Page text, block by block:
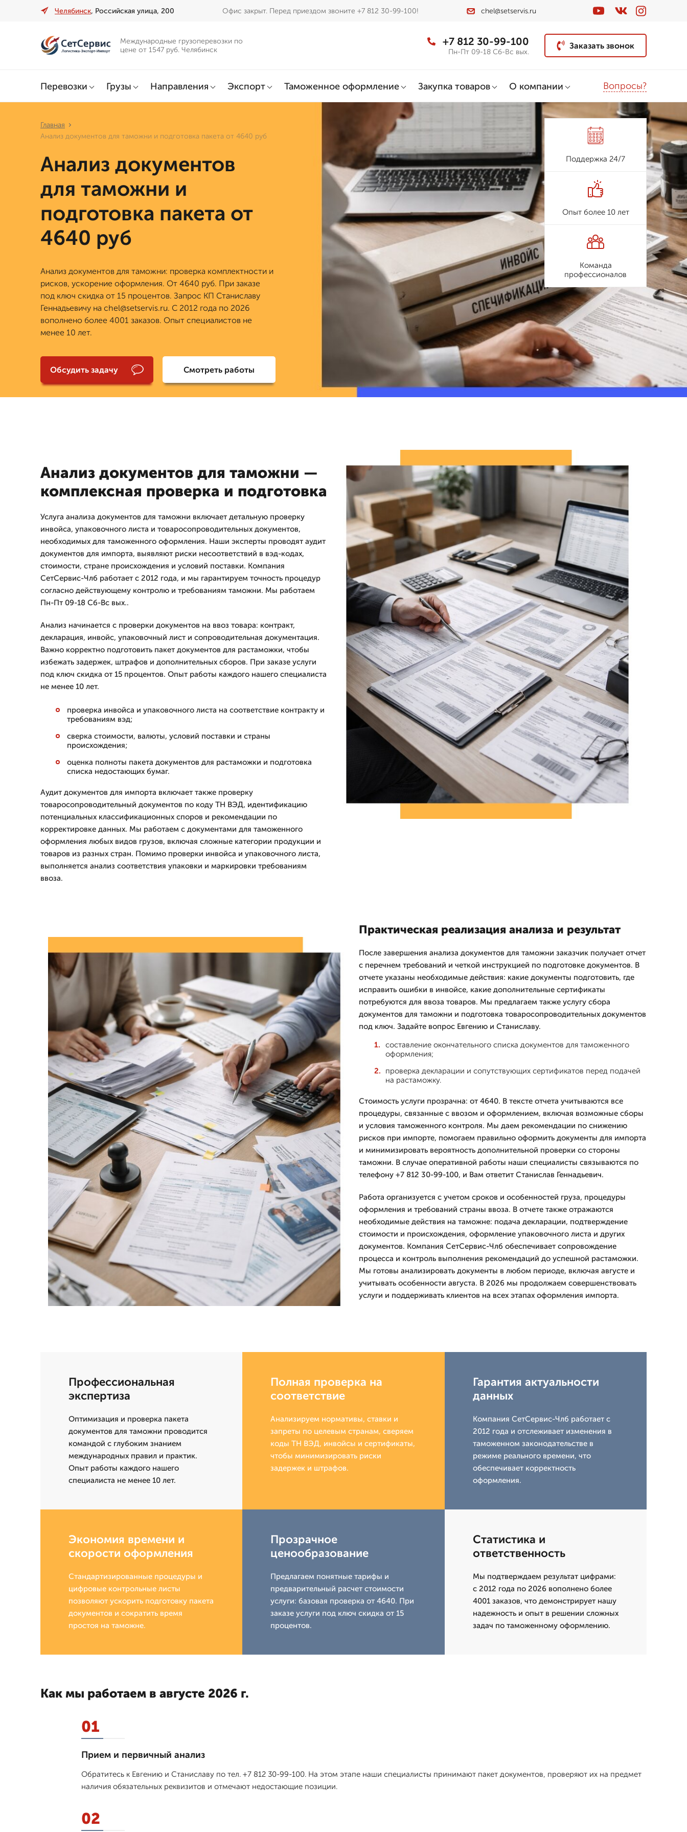
Челябинск, Российская улица, 200 Офис закрыт. Перед приездом звоните +7 812 30-99-100! chel@setservis.ru
Международные грузоперевозки по
цене от 1547 руб. Челябинск
+7 812 30-99-100
Пн-Пт 09-18 Сб-Вс вых.
Заказать звонок
Перевозки Грузы Направления Экспорт Таможенное оформление Закупка товаров О компании Вопросы?
Главная
Анализ документов для таможни и подготовка пакета от 4640 руб
Анализ документов
для таможни и
подготовка пакета от
4640 руб
Анализ документов для таможни: проверка комплектности и
рисков, ускорение оформления. От 4640 руб. При заказе
под ключ скидка от 15 процентов. Запрос КП Станиславу
Геннадьевичу на chel@setservis.ru. С 2012 года по 2026
вополнено более 4001 заказов. Опыт специалистов не
менее 10 лет.
Обсудить задачу Смотреть работы
Поддержка 24/7
Опыт более 10 лет
Команда
профессионалов
Анализ документов для таможни —
комплексная проверка и подготовка
Услуга анализа документов для таможни включает детальную проверку
инвойса, упаковочного листа и товаросопроводительных документов,
необходимых для таможенного оформления. Наши эксперты проводят аудит
документов для импорта, выявляют риски несоответствий в вэд-кодах,
стоимости, стране происхождения и условий поставки. Компания
СетСервис-Члб работает с 2012 года, и мы гарантируем точность процедур
согласно действующему контролю и требованиям таможни. Мы работаем
Пн-Пт 09-18 Сб-Вс вых..
Анализ начинается с проверки документов на ввоз товара: контракт,
декларация, инвойс, упаковочный лист и сопроводительная документация.
Важно корректно подготовить пакет документов для растаможки, чтобы
избежать задержек, штрафов и дополнительных сборов. При заказе услуги
под ключ скидка от 15 процентов. Опыт работы каждого нашего специалиста
не менее 10 лет.
проверка инвойса и упаковочного листа на соответствие контракту и
требованиям вэд;
сверка стоимости, валюты, условий поставки и страны
происхождения;
оценка полноты пакета документов для растаможки и подготовка
списка недостающих бумаг.
Аудит документов для импорта включает также проверку
товаросопроводительный документов по коду ТН ВЭД, идентификацию
потенциальных классификационных споров и рекомендации по
корректировке данных. Мы работаем с документами для таможенного
оформления любых видов грузов, включая сложные категории продукции и
товаров из разных стран. Помимо проверки инвойса и упаковочного листа,
выполняется анализ соответствия упаковки и маркировки требованиям
ввоза.
Практическая реализация анализа и результат
После завершения анализа документов для таможни заказчик получает отчет
с перечнем требований и четкой инструкцией по подготовке документов. В
отчете указаны необходимые действия: какие документы подготовить, где
исправить ошибки в инвойсе, какие дополнительные сертификаты
потребуются для ввоза товаров. Мы предлагаем также услугу сбора
документов для таможни и подготовка товаросопроводительных документов
под ключ. Задайте вопрос Евгению и Станиславу.
составление окончательного списка документов для таможенного
оформления;
проверка декларации и сопутствующих сертификатов перед подачей
на растаможку.
Стоимость услуги прозрачна: от 4640. В тексте отчета учитываются все
процедуры, связанные с ввозом и оформлением, включая возможные сборы
и условия таможенного контроля. Мы даем рекомендации по снижению
рисков при импорте, помогаем правильно оформить документы для импорта
и минимизировать вероятность дополнительной проверки со стороны
таможни. В случае оперативной работы наши специалисты связываются по
телефону +7 812 30-99-100, и Вам ответит Станислав Геннадьевич.
Работа организуется с учетом сроков и особенностей груза, процедуры
оформления и требований страны ввоза. В отчете также отражаются
необходимые действия на таможне: подача декларации, подтверждение
стоимости и происхождения, оформление упаковочного листа и других
документов. Компания СетСервис-Члб обеспечивает сопровождение
процесса и контроль выполнения рекомендаций до успешной растаможки.
Мы готовы анализировать документы в любом периоде, включая августе и
учитывать особенности августа. В 2026 мы продолжаем совершенствовать
услуги и поддерживать клиентов на всех этапах оформления импорта.
Профессиональная
экспертиза
Оптимизация и проверка пакета
документов для таможни проводится
командой с глубоким знанием
международных правил и практик.
Опыт работы каждого нашего
специалиста не менее 10 лет.
Полная проверка на
соответствие
Анализируем нормативы, ставки и
запреты по целевым странам, сверяем
коды ТН ВЭД, инвойсы и сертификаты,
чтобы минимизировать риски
задержек и штрафов.
Гарантия актуальности
данных
Компания СетСервис-Члб работает с
2012 года и отслеживает изменения в
таможенном законодательстве в
режиме реального времени, что
обеспечивает корректность
оформления.
Экономия времени и
скорости оформления
Стандартизированные процедуры и
цифровые контрольные листы
позволяют ускорить подготовку пакета
документов и сократить время
простоя на таможне.
Прозрачное
ценообразование
Предлагаем понятные тарифы и
предварительный расчет стоимости
услуги: базовая проверка от 4640. При
заказе услуги под ключ скидка от 15
процентов.
Статистика и
ответственность
Мы подтверждаем результат цифрами:
с 2012 года по 2026 вополнено более
4001 заказов, что демонстрирует нашу
надежность и опыт в решении сложных
задач по таможенному оформлению.
Как мы работаем в августе 2026 г.
01
Прием и первичный анализ
Обратитесь к Евгению и Станиславу по тел. +7 812 30-99-100. На этом этапе наши специалисты принимают пакет документов, проверяют их на предмет
наличия обязательных реквизитов и отмечают недостающие позиции.
02